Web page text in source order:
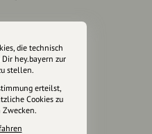
Plattform
Projekt von
und
die technisch
hey.bayern zur
stellen.
erteilst,
Cookies zu